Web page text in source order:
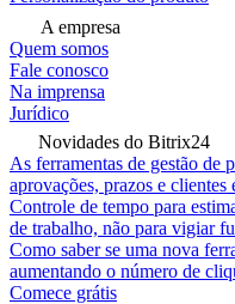
A empresa
Quem somos
Fale conosco
Na imprensa
Jurídico
Novidades do Bitrix24
As ferramentas de gestão de
aprovações, prazos e clientes
Controle de tempo para
de trabalho, não para vigiar
Como saber se uma nova
aumentando o número de
Comece grátis